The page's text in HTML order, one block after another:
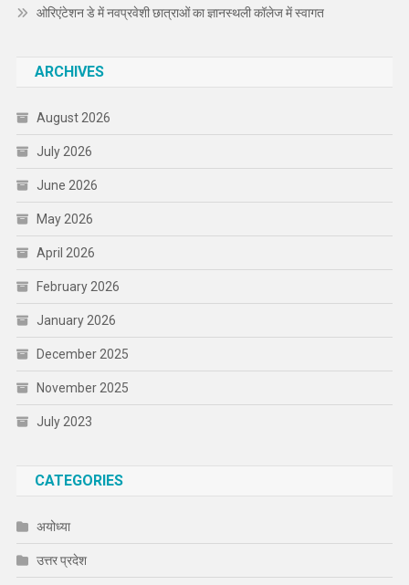
ओरिएंटेशन डे में नवप्रवेशी छात्राओं का ज्ञानस्थली कॉलेज में स्वागत
ARCHIVES
August 2026
July 2026
June 2026
May 2026
April 2026
February 2026
January 2026
December 2025
November 2025
July 2023
CATEGORIES
अयोध्या
उत्तर प्रदेश